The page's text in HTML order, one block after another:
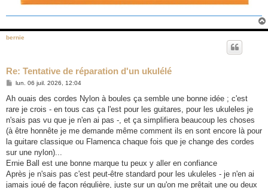
bernie
Re: Tentative de réparation d'un ukulélé
M
s
a
g
lun. 06 juil. 2026, 12:04
Ah ouais des cordes Nylon à boules ça semble une bonne idée ; c'est
rare je crois - en tous cas ça l'est pour les guitares, pour les ukuleles je
n'sais pas vu que je n'en ai pas -, et ça simplifiera beaucoup les choses
(à être honnête je me demande même comment ils en sont encore là pour
la guitare classique ou Flamenca chaque fois que je change des cordes
sur une nylon)...
Ernie Ball est une bonne marque tu peux y aller en confiance
Après je n'sais pas c'est peut-être standard pour les ukuleles - je n'en ai
jamais joué de façon régulière, juste sur un qu'on me prêtait une ou deux